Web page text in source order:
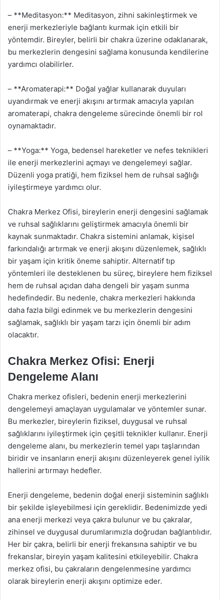
– **Meditasyon:** Meditasyon, zihni sakinleştirmek ve
enerji merkezleriyle bağlantı kurmak için etkili bir
yöntemdir. Bireyler, belirli bir chakra üzerine odaklanarak,
bu merkezlerin dengesini sağlama konusunda kendilerine
yardımcı olabilirler.
– **Aromaterapi:** Doğal yağlar kullanarak duyuları
uyandırmak ve enerji akışını artırmak amacıyla yapılan
aromaterapi, chakra dengeleme sürecinde önemli bir rol
oynamaktadır.
– **Yoga:** Yoga, bedensel hareketler ve nefes teknikleri
ile enerji merkezlerini açmayı ve dengelemeyi sağlar.
Düzenli yoga pratiği, hem fiziksel hem de ruhsal sağlığı
iyileştirmeye yardımcı olur.
Chakra Merkez Ofisi, bireylerin enerji dengesini sağlamak
ve ruhsal sağlıklarını geliştirmek amacıyla önemli bir
kaynak sunmaktadır. Chakra sistemini anlamak, kişisel
farkındalığı artırmak ve enerji akışını düzenlemek, sağlıklı
bir yaşam için kritik öneme sahiptir. Alternatif tıp
yöntemleri ile desteklenen bu süreç, bireylere hem fiziksel
hem de ruhsal açıdan daha dengeli bir yaşam sunma
hedefindedir. Bu nedenle, chakra merkezleri hakkında
daha fazla bilgi edinmek ve bu merkezlerin dengesini
sağlamak, sağlıklı bir yaşam tarzı için önemli bir adım
olacaktır.
Chakra Merkez Ofisi: Enerji
Dengeleme Alanı
Chakra merkez ofisleri, bedenin enerji merkezlerini
dengelemeyi amaçlayan uygulamalar ve yöntemler sunar.
Bu merkezler, bireylerin fiziksel, duygusal ve ruhsal
sağlıklarını iyileştirmek için çeşitli teknikler kullanır. Enerji
dengeleme alanı, bu merkezlerin temel yapı taşlarından
biridir ve insanların enerji akışını düzenleyerek genel iyilik
hallerini artırmayı hedefler.
Enerji dengeleme, bedenin doğal enerji sisteminin sağlıklı
bir şekilde işleyebilmesi için gereklidir. Bedenimizde yedi
ana enerji merkezi veya çakra bulunur ve bu çakralar,
zihinsel ve duygusal durumlarımızla doğrudan bağlantılıdır.
Her bir çakra, belirli bir enerji frekansına sahiptir ve bu
frekanslar, bireyin yaşam kalitesini etkileyebilir. Chakra
merkez ofisi, bu çakraların dengelenmesine yardımcı
olarak bireylerin enerji akışını optimize eder.